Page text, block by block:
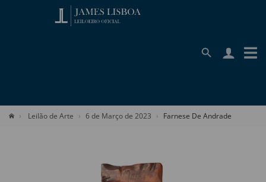
Leilão de Arte 6 de Março de 2023 Farnese De Andrade